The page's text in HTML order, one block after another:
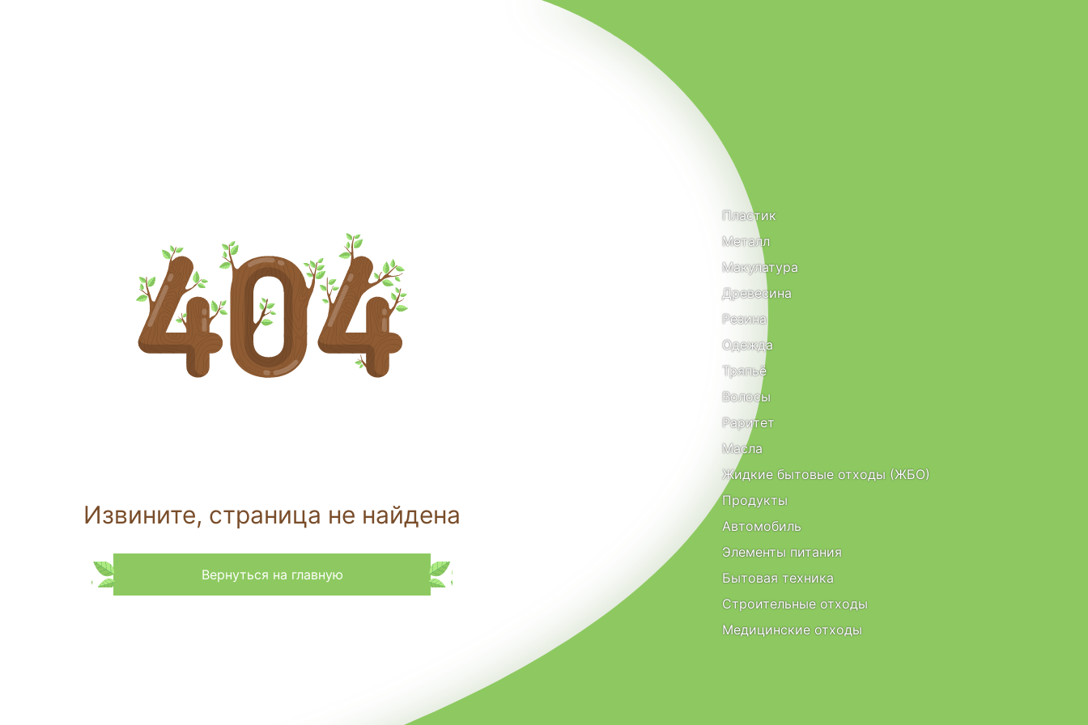
Извините, страница не найдена
Вернуться на главную
Пластик
Металл
Макулатура
Древесина
Резина
Одежда
Тряпьё
Волосы
Раритет
Масла
Жидкие бытовые отходы (ЖБО)
Продукты
Автомобиль
Элементы питания
Бытовая техника
Строительные отходы
Медицинские отходы